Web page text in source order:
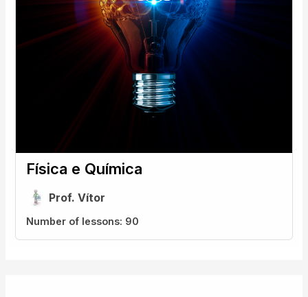
Física e Química
Prof. Vítor
Number of lessons: 90